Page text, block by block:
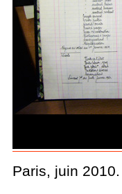
Paris, juin 2010.